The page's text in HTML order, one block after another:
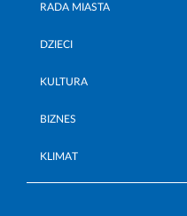
RADA MIASTA
DZIECI
KULTURA
BIZNES
KLIMAT